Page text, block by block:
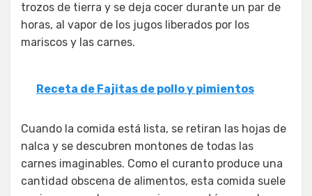
trozos de tierra y se deja cocer durante un par de
horas, al vapor de los jugos liberados por los
mariscos y las carnes.
Receta de Fajitas de pollo y pimientos
Cuando la comida está lista, se retiran las hojas de
nalca y se descubren montones de todas las
carnes imaginables. Como el curanto produce una
cantidad obscena de alimentos, esta comida suele